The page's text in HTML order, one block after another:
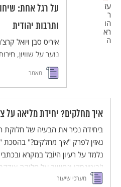
עז
ר
הו
רא
ה
על רגל אחת:
ותרבות יהודית
איריס סבן ויואל
נוער על שוויון,
מיועד לשילוב
החברה והרוח, ויש
מאמר
איך מחלקים? יחידת מליאה על
ביחידה נכיר את הבעיה של חלוקת
נאזין לפרק "איך מחלקים?"
נלמד על רעיון היוֹבֵל במקרא
ז'בוטינסקי ונחשוב על חלוקה
מערכי שיעור